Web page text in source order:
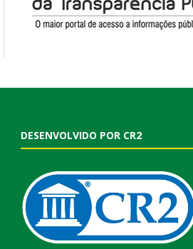
DESENVOLVIDO POR CR2